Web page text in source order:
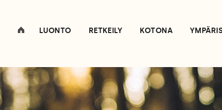
LUONTO RETKEILY KOTONA